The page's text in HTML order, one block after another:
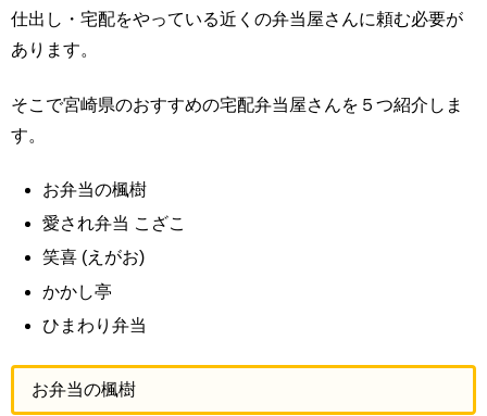
仕出し・宅配をやっている近くの弁当屋さんに頼む必要が
あります。
そこで宮崎県のおすすめの宅配弁当屋さんを５つ紹介しま
す。
お弁当の楓樹
愛され弁当 こざこ
笑喜 (えがお)
かかし亭
ひまわり弁当
お弁当の楓樹